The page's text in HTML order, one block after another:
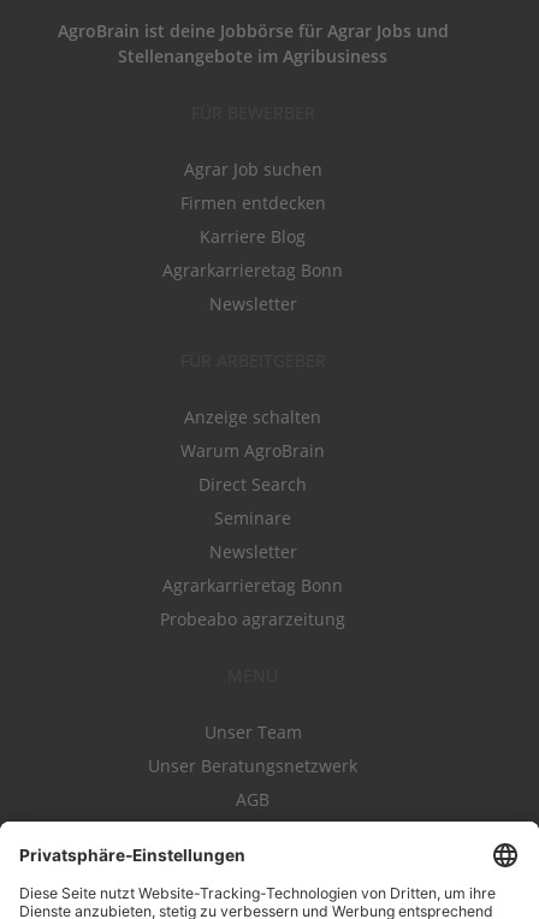
AgroBrain ist deine Jobbörse für Agrar Jobs und
Stellenangebote im Agribusiness
Agrar Job suchen
Firmen entdecken
Karriere Blog
Agrarkarrieretag Bonn
Newsletter
Anzeige schalten
Warum AgroBrain
Direct Search
Seminare
Newsletter
Agrarkarrieretag Bonn
Probeabo agrarzeitung
Unser Team
Unser Beratungsnetzwerk
AGB
Datenschutz
Impressum